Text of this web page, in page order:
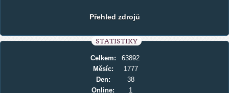
Přehled zdrojů
STATISTIKY
Online: 1
Celkem:
63892
Měsíc:
1777
Den:
38